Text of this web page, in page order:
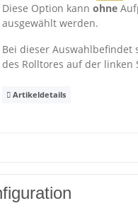
Diese Option kann ohne
ausgewählt werden.
Bei dieser Auswahlbefindet
des Rolltores auf der linken
Artikeldetails